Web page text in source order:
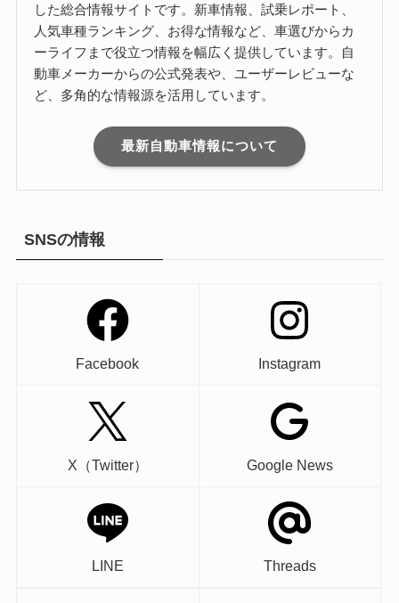
した総合情報サイトです。新車情報、試乗レポート、
人気車種ランキング、お得な情報など、車選びからカ
ーライフまで役立つ情報を幅広く提供しています。自
動車メーカーからの公式発表や、ユーザーレビューな
ど、多角的な情報源を活用しています。
最新自動車情報について
SNSの情報
Facebook Instagram
X（Twitter） Google News
LINE Threads